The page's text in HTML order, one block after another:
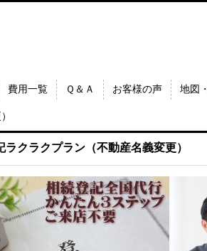
費用一覧 Ｑ＆Ａ お客様の声 地図
ラクラクプラン（不動産名義変更）